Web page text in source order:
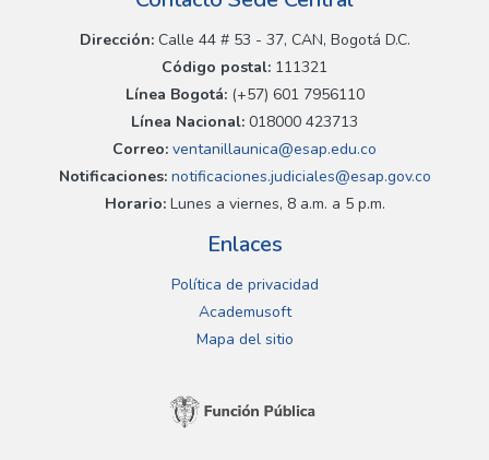
Dirección:Calle 44 # 53 - 37, CAN, Bogotá D.C.
Código postal: 111321
Línea Bogotá:(+57) 601 7956110
Línea Nacional: 018000 423713
Correo: ventanillaunica@esap.edu.co
Notificaciones:notificaciones.judiciales@esap.gov.co
Horario:Lunes a viernes, 8 a.m. a 5 p.m.
Enlaces
Política de privacidad
Academusoft
Mapa del sitio